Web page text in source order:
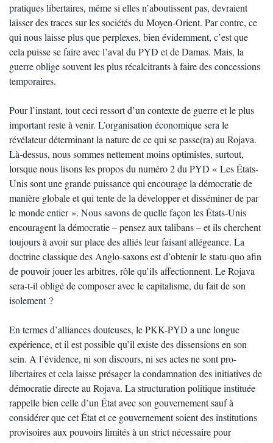
pratiques libertaires, même si elles n’aboutissent pas, devraient
laisser des traces sur les sociétés du Moyen-Orient. Par contre, ce
qui nous laisse plus que perplexes, bien évidemment, c’est que
cela puisse se faire avec l’aval du PYD et de Damas. Mais, la
guerre oblige souvent les plus récalcitrants à faire des concessions
temporaires.
Pour l’instant, tout ceci ressort d’un contexte de guerre et le plus
important reste à venir. L’organisation économique sera le
révélateur déterminant la nature de ce qui se passe(ra) au Rojava.
Là-dessus, nous sommes nettement moins optimistes, surtout,
lorsque nous lisons les propos du numéro 2 du PYD « Les États-
Unis sont une grande puissance qui encourage la démocratie de
manière globale et qui tente de la développer et disséminer de par
le monde entier ». Nous savons de quelle façon les États-Unis
encouragent la démocratie – pensez aux talibans – et ils cherchent
toujours à avoir sur place des alliés leur faisant allégeance. La
doctrine classique des Anglo-saxons est d’obtenir le statu-quo afin
de pouvoir jouer les arbitres, rôle qu’ils affectionnent. Le Rojava
sera-t-il obligé de composer avec le capitalisme, du fait de son
isolement ?
En termes d’alliances douteuses, le PKK-PYD a une longue
expérience, et il est possible qu’il existe des dissensions en son
sein. A l’évidence, ni son discours, ni ses actes ne sont pro-
libertaires et cela laisse présager la condamnation des initiatives de
démocratie directe au Rojava. La structuration politique instituée
rappelle bien celle d’un État avec son gouvernement sauf à
considérer que cet État et ce gouvernement soient des institutions
provisoires aux pouvoirs limités à un strict nécessaire pour